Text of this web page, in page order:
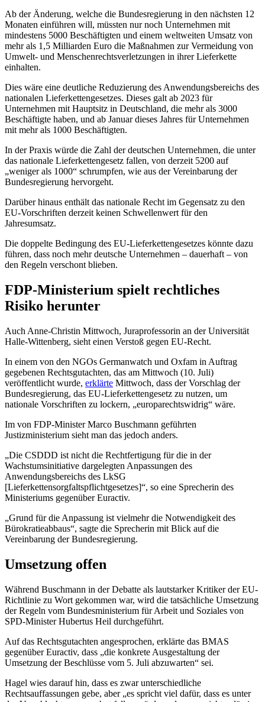
Ab der Änderung, welche die Bundesregierung in den nächsten 12
Monaten einführen will, müssten nur noch Unternehmen mit
mindestens 5000 Beschäftigten und einem weltweiten Umsatz von
mehr als 1,5 Milliarden Euro die Maßnahmen zur Vermeidung von
Umwelt- und Menschenrechtsverletzungen in ihrer Lieferkette
einhalten.
Dies wäre eine deutliche Reduzierung des Anwendungsbereichs des
nationalen Lieferkettengesetzes. Dieses galt ab 2023 für
Unternehmen mit Hauptsitz in Deutschland, die mehr als 3000
Beschäftigte haben, und ab Januar dieses Jahres für Unternehmen
mit mehr als 1000 Beschäftigten.
In der Praxis würde die Zahl der deutschen Unternehmen, die unter
das nationale Lieferkettengesetz fallen, von derzeit 5200 auf
„weniger als 1000“ schrumpfen, wie aus der Vereinbarung der
Bundesregierung hervorgeht.
Darüber hinaus enthält das nationale Recht im Gegensatz zu den
EU-Vorschriften derzeit keinen Schwellenwert für den
Jahresumsatz.
Die doppelte Bedingung des EU-Lieferkettengesetzes könnte dazu
führen, dass noch mehr deutsche Unternehmen – dauerhaft – von
den Regeln verschont blieben.
FDP-Ministerium spielt rechtliches
Risiko herunter
Auch Anne-Christin Mittwoch, Juraprofessorin an der Universität
Halle-Wittenberg, sieht einen Verstoß gegen EU-Recht.
In einem von den NGOs Germanwatch und Oxfam in Auftrag
gegebenen Rechtsgutachten, das am Mittwoch (10. Juli)
veröffentlicht wurde, erklärte Mittwoch, dass der Vorschlag der
Bundesregierung, das EU-Lieferkettengesetz zu nutzen, um
nationale Vorschriften zu lockern, „europarechtswidrig“ wäre.
Im von FDP-Minister Marco Buschmann geführten
Justizministerium sieht man das jedoch anders.
„Die CSDDD ist nicht die Rechtfertigung für die in der
Wachstumsinitiative dargelegten Anpassungen des
Anwendungsbereichs des LkSG
[Lieferkettensorgfaltspflichtgesetzes]“, so eine Sprecherin des
Ministeriums gegenüber Euractiv.
„Grund für die Anpassung ist vielmehr die Notwendigkeit des
Bürokratieabbaus“, sagte die Sprecherin mit Blick auf die
Vereinbarung der Bundesregierung.
Umsetzung offen
Während Buschmann in der Debatte als lautstarker Kritiker der EU-
Richtlinie zu Wort gekommen war, wird die tatsächliche Umsetzung
der Regeln vom Bundesministerium für Arbeit und Soziales von
SPD-Minister Hubertus Heil durchgeführt.
Auf das Rechtsgutachten angesprochen, erklärte das BMAS
gegenüber Euractiv, dass „die konkrete Ausgestaltung der
Umsetzung der Beschlüsse vom 5. Juli abzuwarten“ sei.
Hagel wies darauf hin, dass es zwar unterschiedliche
Rechtsauffassungen gebe, aber „es spricht viel dafür, dass es unter